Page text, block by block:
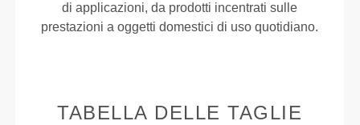
di applicazioni, da prodotti incentrati sulle
prestazioni a oggetti domestici di uso quotidiano.
TABELLA DELLE TAGLIE